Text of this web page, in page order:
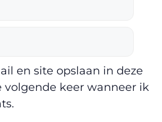
en site opslaan in deze
volgende keer wanneer ik